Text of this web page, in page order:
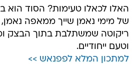
האלו לכאלו טעימות? הסוד הוא
של מימי נאמן שייך ממאפה
ריקוטה שמשתלבת בתוך הבצק
וטעם ייחודיים.
למתכון המלא לפפנאש >>